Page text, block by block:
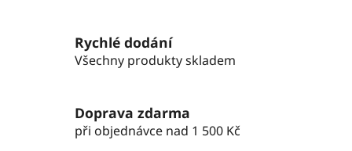
Rychlé dodání
Všechny produkty skladem
Doprava zdarma
při objednávce nad 1 500 Kč